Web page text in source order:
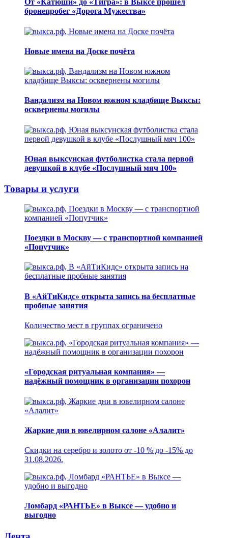
От «Катюши» до «Тигра»: в Выксе прошел
бронепробег «Дорога Мужества»
Новые имена на Доске почёта
Вандализм на Новом южном кладбище Выксы:
осквернены могилы
Юная выксунская футболистка стала первой
девушкой в клубе «Послушный мяч 100»
Товары и услуги
Поездки в Москву — с транспортной компанией
«Попутчик»
В «АйТиКидс» открыта запись на бесплатные
пробные занятия
Количество мест в группах ограничено
«Городская ритуальная компания» —
надёжный помощник в организации похорон
Жаркие дни в ювелирном салоне «Алалит»
Скидки на серебро и золото от -10 % до -15% до
31.08.2026.
Ломбард «РАНТЬЕ» в Выксе — удобно и
выгодно